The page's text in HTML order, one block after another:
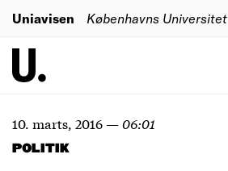
Uniavisen Københavns Universitet
10. marts, 2016—06:01
POLITIK